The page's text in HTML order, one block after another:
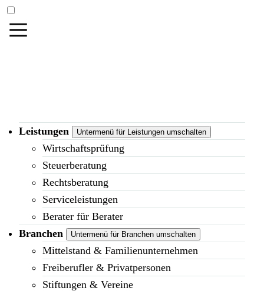
Leistungen Untermenü für Leistungen umschalten
Wirtschaftsprüfung
Steuerberatung
Rechtsberatung
Serviceleistungen
Berater für Berater
Branchen
Untermenü für Branchen umschalten
Mittelstand & Familienunternehmen
Freiberufler & Privatpersonen
Stiftungen & Vereine